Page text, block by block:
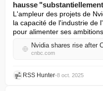
hausse
L'ampleur des projets de
la capacité de l'industrie de
pour alimenter ses ambitions.
cnbc.com
RSS Hunter•8 oct. 2025